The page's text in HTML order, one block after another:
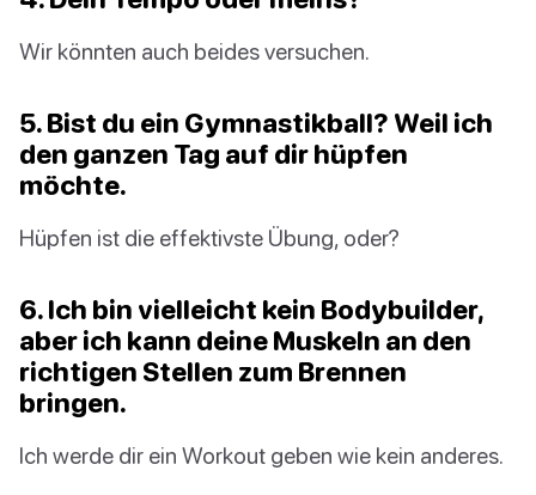
Wir könnten auch beides versuchen.
5. Bist du ein Gymnastikball? Weil ich
den ganzen Tag auf dir hüpfen
möchte.
Hüpfen ist die effektivste Übung, oder?
6. Ich bin vielleicht kein Bodybuilder,
aber ich kann deine Muskeln an den
richtigen Stellen zum Brennen
bringen.
Ich werde dir ein Workout geben wie kein anderes.